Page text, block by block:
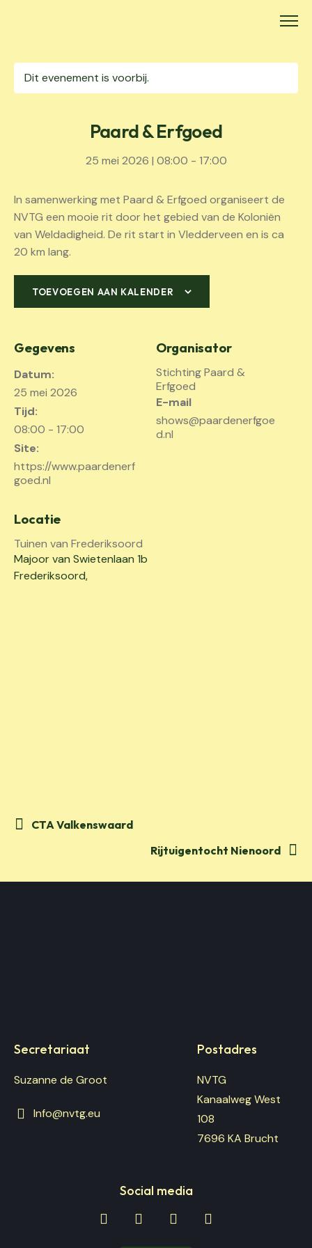
Dit evenement is voorbij.
Paard & Erfgoed
25 mei 2026 | 08:00 - 17:00
In samenwerking met Paard & Erfgoed organiseert de
NVTG een mooie rit door het gebied van de Koloniën
van Weldadigheid. De rit start in Vledderveen en is ca
20 km lang.
TOEVOEGEN AAN KALENDER
Gegevens
Datum:
25 mei 2026
Tijd:
08:00 - 17:00
Site:
https://www.paardenerf
goed.nl
Organisator
Stichting Paard &
Erfgoed
E-mail
shows@paardenerfgoe
d.nl
Locatie
Tuinen van Frederiksoord
Majoor van Swietenlaan 1b
Frederiksoord,
CTA Valkenswaard
Rijtuigentocht Nienoord
Secretariaat
Suzanne de Groot
Info@nvtg.eu
Postadres
NVTG
Kanaalweg West
108
7696 KA Brucht
Social media